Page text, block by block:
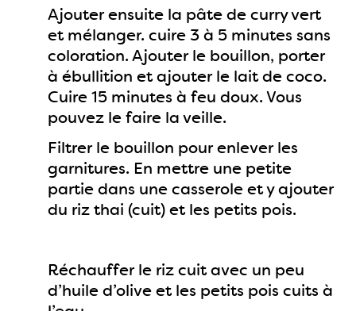
Ajouter ensuite la pâte de curry vert
et mélanger. cuire 3 à 5 minutes sans
coloration. Ajouter le bouillon, porter
à ébullition et ajouter le lait de coco.
Cuire 15 minutes à feu doux. Vous
pouvez le faire la veille.
Filtrer le bouillon pour enlever les
garnitures. En mettre une petite
partie dans une casserole et y ajouter
du riz thai (cuit) et les petits pois.
Réchauffer le riz cuit avec un peu
d’huile d’olive et les petits pois cuits à